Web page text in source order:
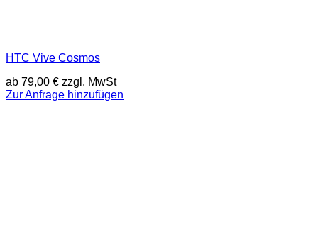
HTC Vive Cosmos
ab 79,00 € zzgl. MwSt
Zur Anfrage hinzufügen